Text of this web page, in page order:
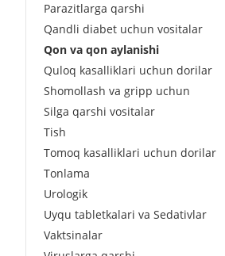
Parazitlarga qarshi
Qandli diabet uchun vositalar
Qon va qon aylanishi
Quloq kasalliklari uchun dorilar
Shomollash va gripp uchun
Silga qarshi vositalar
Tish
Tomoq kasalliklari uchun dorilar
Tonlama
Urologik
Uyqu tabletkalari va Sedativlar
Vaktsinalar